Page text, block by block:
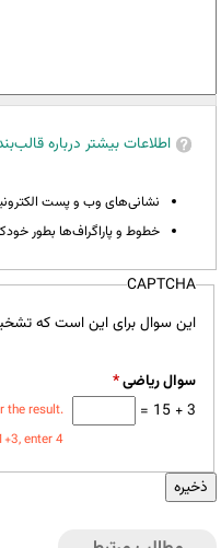
اطلاعات بیشتر درباره
نشانی‌های وب و پست
خطوط و پاراگراف‌ها بطور
CAPTCHA
این سوال برای این است که
سوال ریاضی*
3 + 15 =
the result.
enter 4.